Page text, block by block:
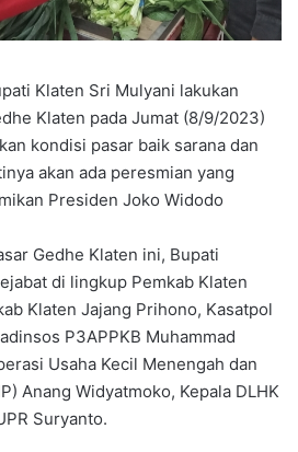
Klaten Sri Mulyani lakukan
Klaten pada Jumat (8/9/2023)
kondisi pasar baik sarana dan
akan ada peresmian yang
Presiden Joko Widodo
Gedhe Klaten ini, Bupati
di lingkup Pemkab Klaten
Klaten Jajang Prihono, Kasatpol
P3APPKB Muhammad
Usaha Kecil Menengah dan
Anang Widyatmoko, Kepala DLHK
Suryanto.